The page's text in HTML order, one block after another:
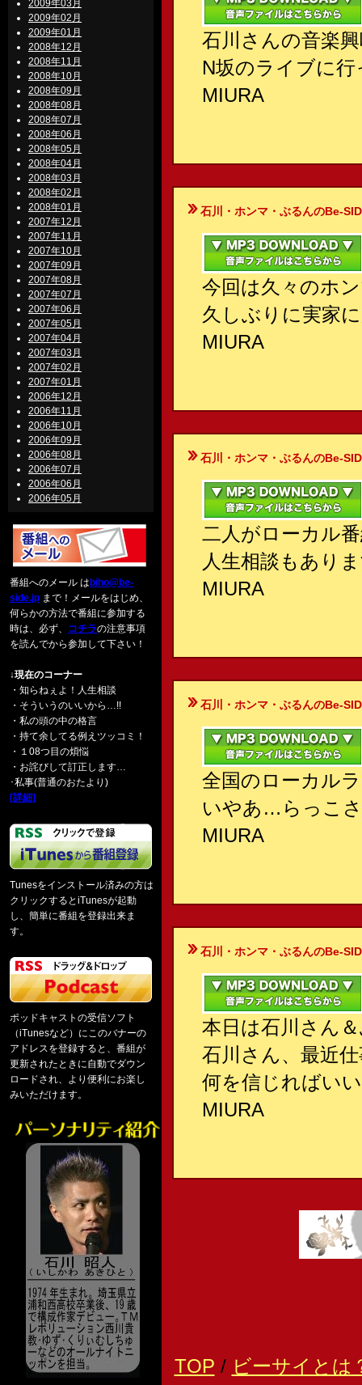
2009年03月
2009年02月
2009年01月
2008年12月
2008年11月
2008年10月
2008年09月
2008年08月
2008年07月
2008年06月
2008年05月
2008年04月
2008年03月
2008年02月
2008年01月
2007年12月
2007年11月
2007年10月
2007年09月
2007年08月
2007年07月
2007年06月
2007年05月
2007年04月
2007年03月
2007年02月
2007年01月
2006年12月
2006年11月
2006年10月
2006年09月
2006年08月
2006年07月
2006年06月
2006年05月
番組へのメール は biho@be-
side.jp まで！メールをはじめ、
何らかの方法で番組に参加する
時は、必ず、 コチラの注意事項
を読んでから参加して下さい！
↓現在のコーナー
・知らねぇよ！人生相談
・そういうのいいから…!!
・私の頭の中の格言
・持て余してる例えツッコミ！
・１08つ目の煩悩
・お詫びして訂正します…
･私事(普通のおたより)
[詳細]
Tunesをインストール済みの方は
クリックするとiTunesが起動
し、簡単に番組を登録出来ま
す。
ポッドキャストの受信ソフト
（iTunesなど）にこのバナーの
アドレスを登録すると、番組が
更新されたときに自動でダウン
ロードされ、より便利にお楽し
みいただけます。
石川さんの音楽
N坂のライブに
MIURA
石川・ホンマ・ぶるんのBe-
今回は久々のホ
久しぶりに実家
MIURA
石川・ホンマ・ぶるんのBe-
二人がローカル
人生相談もあり
MIURA
石川・ホンマ・ぶるんのBe-
全国のローカル
いやあ…らっこ
MIURA
石川・ホンマ・ぶるんのBe-
本日は石川さん
石川さん、最近
何を信じればい
MIURA
TOP / ビーサイとは